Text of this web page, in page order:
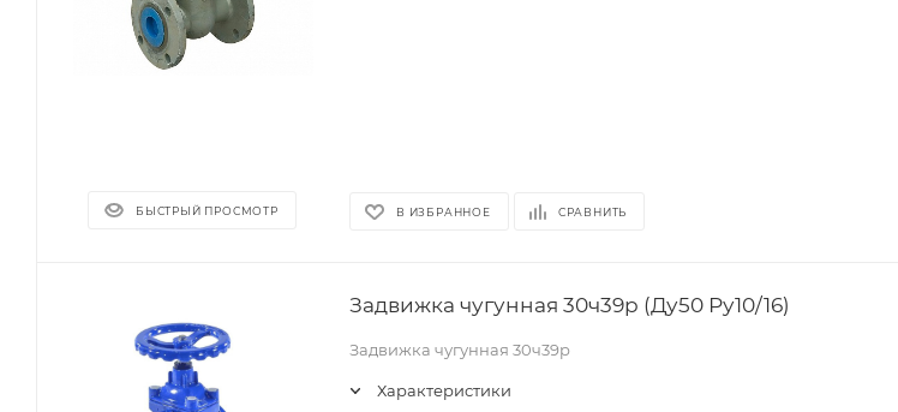
БЫСТРЫЙ ПРОСМОТР В ИЗБРАННОЕ СРАВНИТЬ
Задвижка чугунная 30ч39р (Ду50 Ру10/16)
Задвижка чугунная 30ч39р
Характеристики